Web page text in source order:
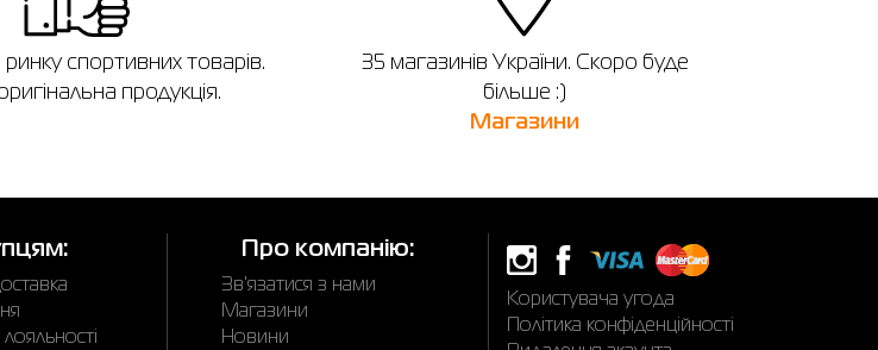
ринку спортивних товарів.
продукція.
35 магазинів України. Скоро буде
більше :)
Магазини
Про компанію:
Зв'язатися з нами
Магазини
Новини
Користувача угода
Політика конфіденційності